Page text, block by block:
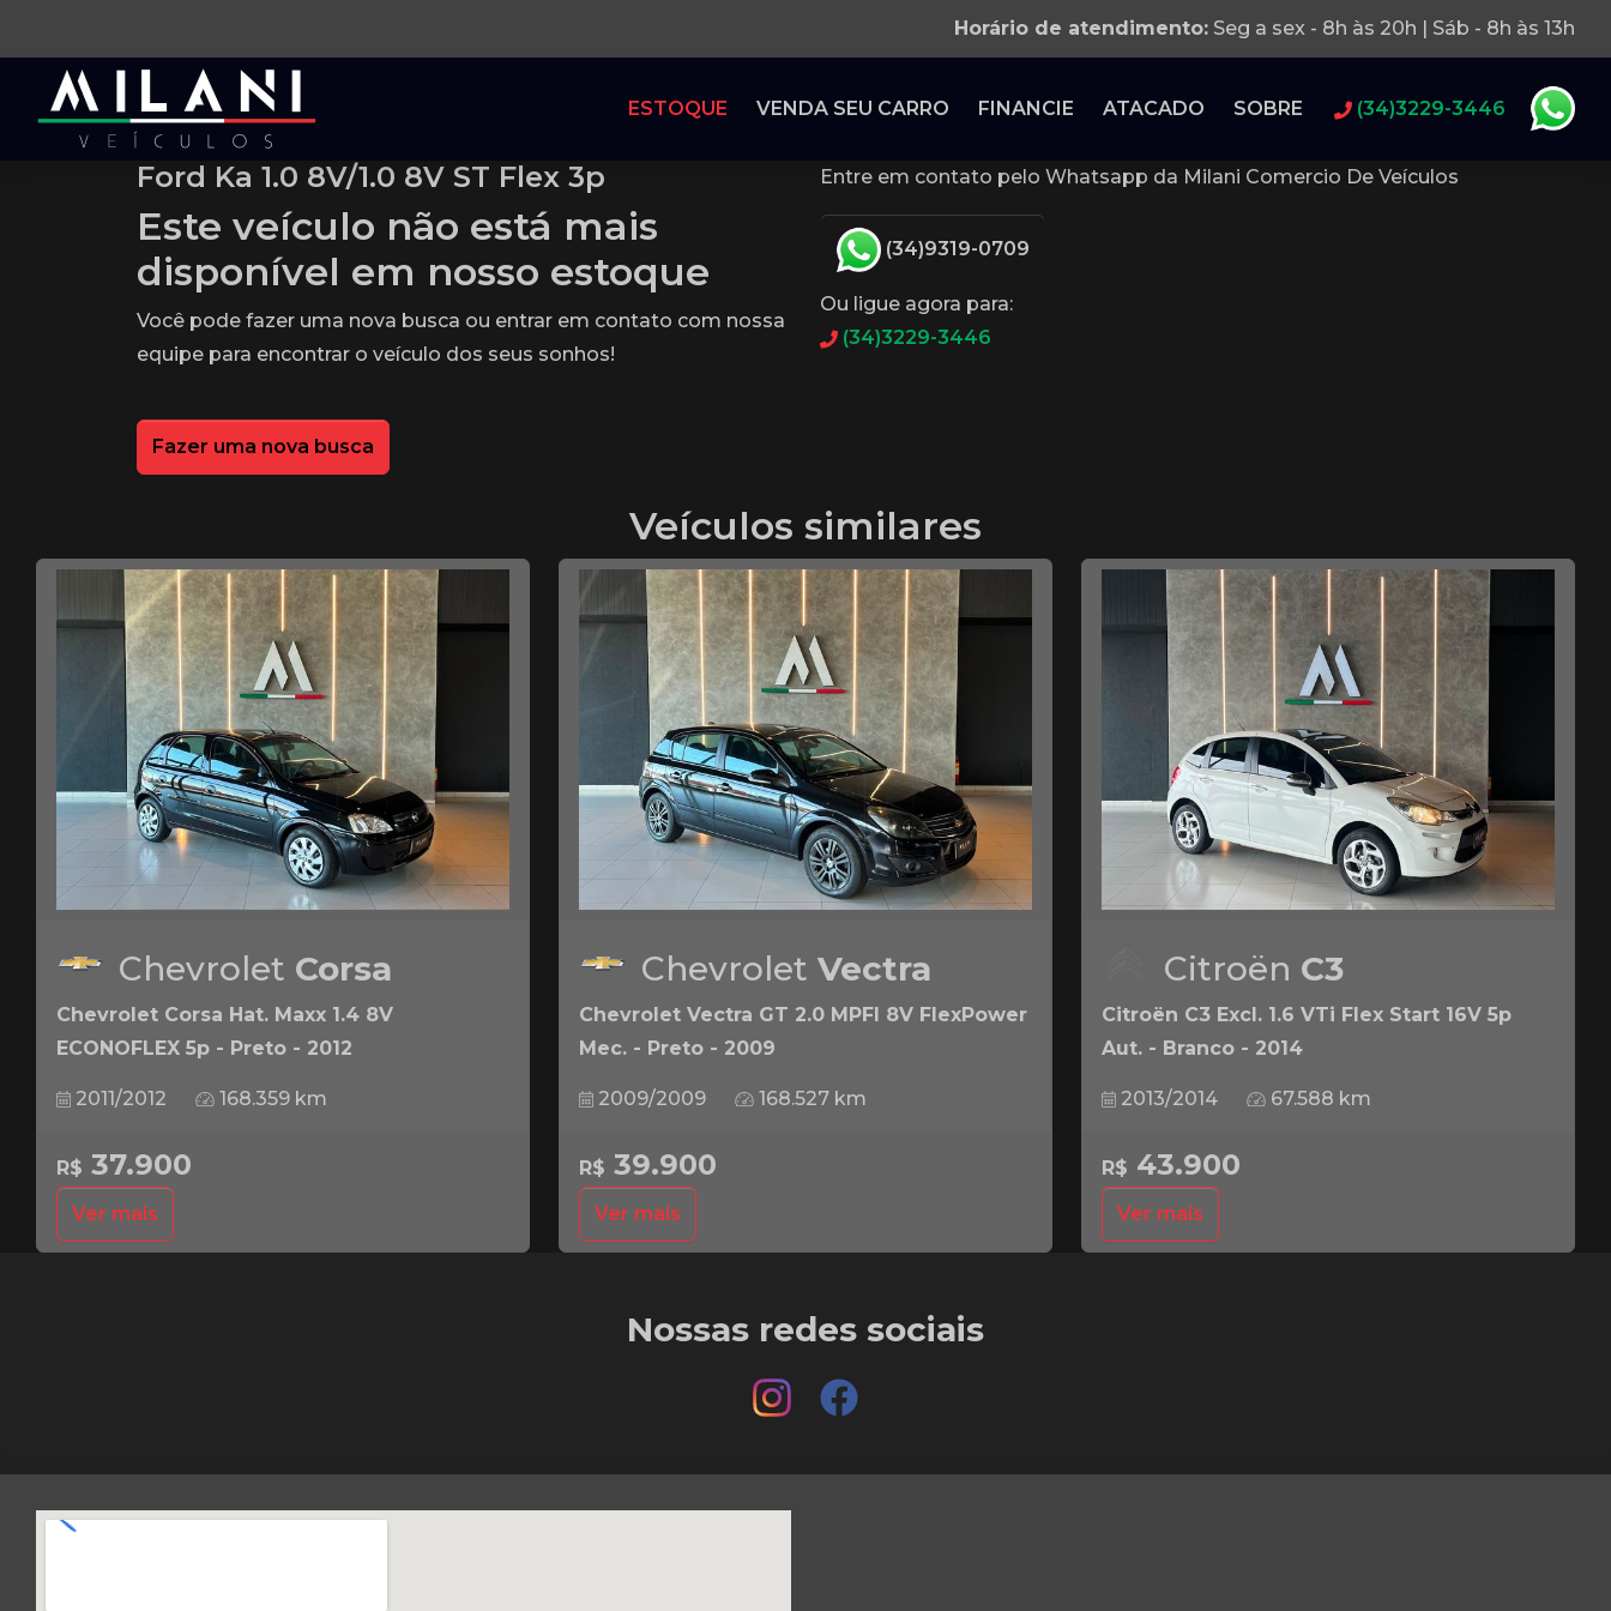
Horário de atendimento: Seg a sex - 8h às 20h | Sáb - 8h às 13h
ESTOQUE VENDA SEU CARRO FINANCIE ATACADO SOBRE (34)3229-3446
Ford Ka 1.0 8V/1.0 8V ST Flex 3p
Este veículo não está mais
disponível em nosso estoque
Você pode fazer uma nova busca ou entrar em contato com nossa
equipe para encontrar o veículo dos seus sonhos!
Fazer uma nova busca
Entre em contato pelo Whatsapp da Milani Comercio De Veículos
(34)9319-0709
Ou ligue agora para:
(34)3229-3446
Veículos similares
Chevrolet Corsa
Chevrolet Corsa Hat. Maxx 1.4 8V
ECONOFLEX 5p - Preto - 2012
2011/2012 168.359 km
R$ 37.900
Ver mais
Chevrolet Vectra
Chevrolet Vectra GT 2.0 MPFI 8V FlexPower
Mec. - Preto - 2009
2009/2009 168.527 km
R$ 39.900
Ver mais
Citroën C3
Citroën C3 Excl. 1.6 VTi Flex Start 16V 5p
Aut. - Branco - 2014
2013/2014 67.588 km
R$ 43.900
Ver mais
Nossas redes sociais